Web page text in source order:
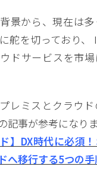
景から、現在は
舵を切っており、
ドサービスを市
レミスとクラウ
記事が参考になりま
】DX時代に必須
へ移行する5つの